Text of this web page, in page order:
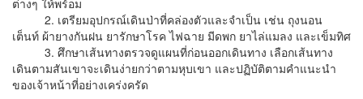
2. เตรียมอุปกรณ์เดินป่าที่คล่องตัวและจำเป็น เช่น ถุงนอน
เต็นท์ ผ้ายางกันฝน ยารักษาโรค ไฟฉาย มีดพก ยาไล่แมลง และเข็มทิศ
3. ศึกษาเส้นทางตรวจดูแผนที่ก่อนออกเดินทาง เลือกเส้นทาง
เดินตามสันเขาจะเดินง่ายกว่าตามหุบเขา และปฏิบัติตามคำแนะนำ
ของเจ้าหน้าที่อย่างเคร่งครัด